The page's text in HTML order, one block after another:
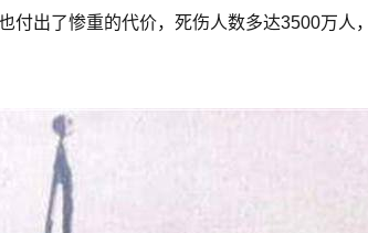
出了惨重的代价，死伤人数多达3500万人